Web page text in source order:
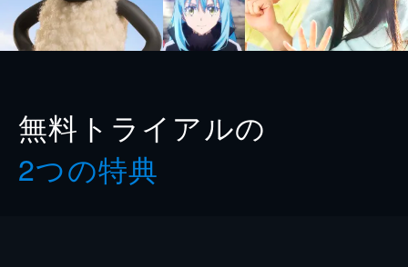
無料トライアルの
2つの特典